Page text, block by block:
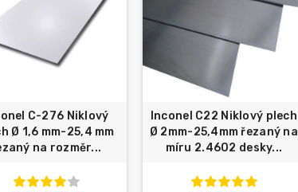
C-276 Niklový
Ø 1,6 mm-25,4 mm
na rozměr...
Inconel C22 Niklový plech
Ø 2mm-25,4mm řezaný na
míru 2.4602 desky...